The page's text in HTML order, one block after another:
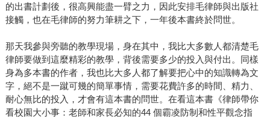
的出書計劃後，很高興能盡一臂之力，因此安排毛律師與出版社
接觸，也在毛律師的努力筆耕之下，一年後本書終於問世。
那天我參與旁聽的教學現場，身在其中，我比大多數人都清楚毛
律師要做到這麼精彩的教學，背後需要多少的投入與付出。同樣
身為多本書的作者，我也比大多人都了解要把心中的知識轉為文
字，絕不是一蹴可幾的簡單事情，需要花費許多的時間、精力、
耐心無比的投入，才會有這本書的問世。在看這本書《律師帶你
看校園大小事：老師和家長必知的44 個霸凌防制和性平觀念指